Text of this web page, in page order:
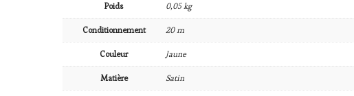
Poids 0,05 kg
Conditionnement 20 m
Couleur Jaune
Matière Satin